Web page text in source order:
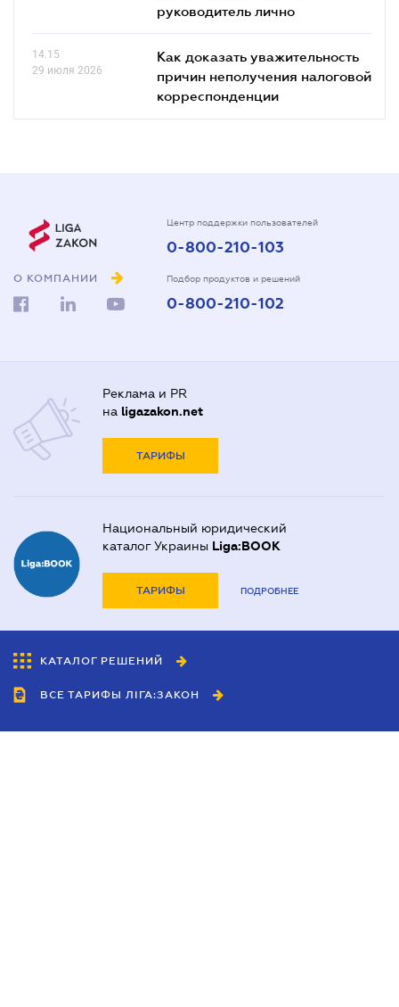
руководитель лично
14.15
29 июля 2026
Как доказать уважительность
причин неполучения налоговой
корреспонденции
О КОМПАНИИ
Центр поддержки пользователей
0-800-210-103
Подбор продуктов и решений
0-800-210-102
Реклама и PR
на ligazakon.net
ТАРИФЫ
Национальный юридический
каталог Украины Liga:BOOK
ТАРИФЫ ПОДРОБНЕЕ
КАТАЛОГ РЕШЕНИЙ
ВСЕ ТАРИФЫ ЛІГА:ЗАКОН